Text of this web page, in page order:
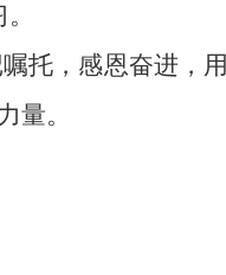
托，感恩奋进，
量。